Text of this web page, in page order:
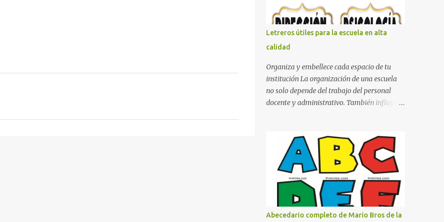
con pósters Cama con diseño de ring de
boxeo Ideas para decoraciones de fiestas
infantiles Cosas bonitas que se pueden hacer
con gomas de coche
Letreros útiles para la escuela en alta
calidad
Organiza y embellece cada espacio de tu
institución La organización de una escuela
no solo depende del trabajo del personal
docente y administrativo. También influye la
una función práctica al orientar a
estudiantes, padres de familia, docentes y
visitantes, pero además aportan un toque
decorativo que hace que la institución luzca
más ordenada, moderna y acogedora.
Pensando en esta necesidad, he diseñado
una colección de letreros útiles para la
Abecedario completo de Mario Bros de la